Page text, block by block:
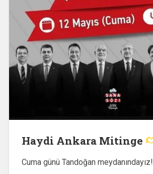
Haydi Ankara Mitinge
Cuma günü Tandoğan meydanındayız!